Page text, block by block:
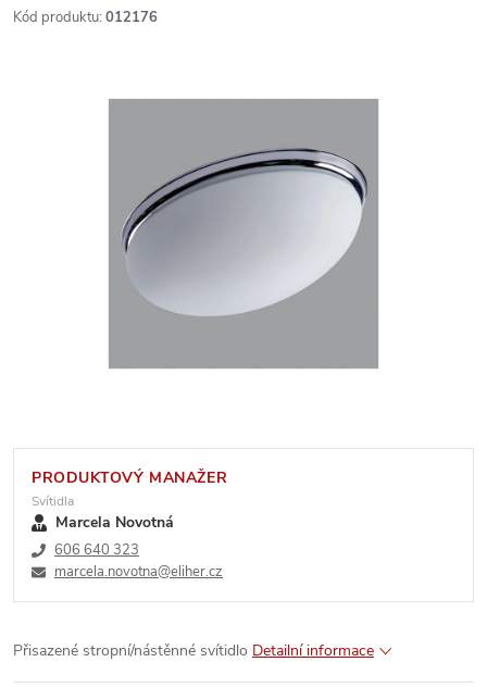
Kód produktu: 012176
PRODUKTOVÝ MANAŽER
Svítidla
Marcela Novotná
606 640 323
marcela.novotna@eliher.cz
Přisazené stropní/nástěnné svítidlo Detailní informace